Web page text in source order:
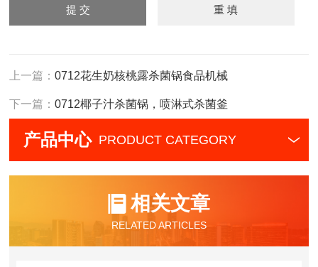
上一篇：0712花生奶核桃露杀菌锅食品机械
下一篇：0712椰子汁杀菌锅，喷淋式杀菌釜
产品中心 PRODUCT CATEGORY
相关文章
RELATED ARTICLES